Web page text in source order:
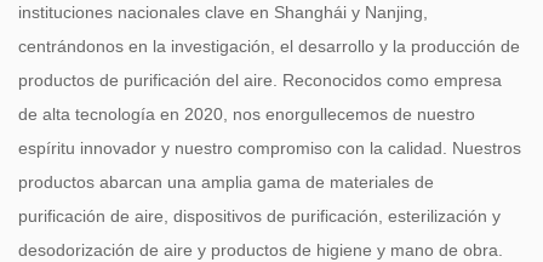
instituciones nacionales clave en Shanghái y Nanjing,
centrándonos en la investigación, el desarrollo y la producción de
productos de purificación del aire. Reconocidos como empresa
de alta tecnología en 2020, nos enorgullecemos de nuestro
espíritu innovador y nuestro compromiso con la calidad. Nuestros
productos abarcan una amplia gama de materiales de
purificación de aire, dispositivos de purificación, esterilización y
desodorización de aire y productos de higiene y mano de obra.